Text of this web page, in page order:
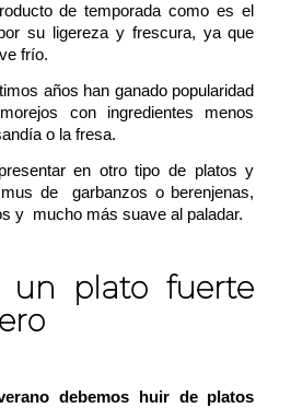
de temporada como es el
su ligereza y frescura, ya que
frío.
años han ganado popularidad
con ingredientes menos
o la fresa.
en otro tipo de platos y
de garbanzos o berenjenas,
y mucho más suave al paladar.
un plato fuerte
debemos huir de platos